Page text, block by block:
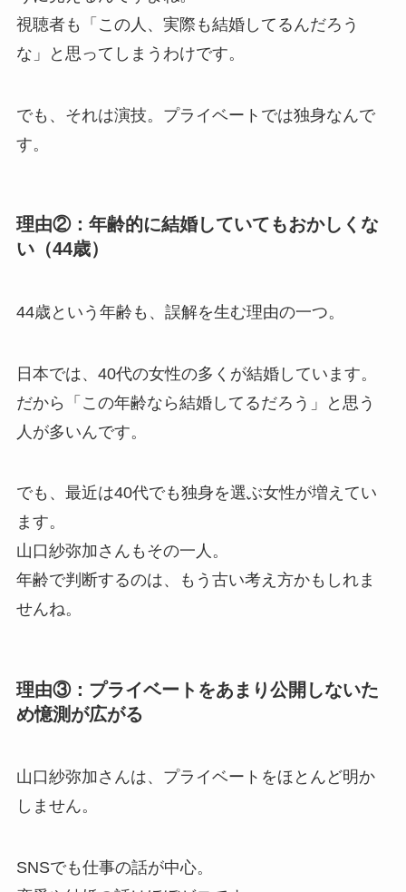
視聴者も「この人、実際も結婚してるんだろう
な」と思ってしまうわけです。
でも、それは演技。プライベートでは独身なんで
す。
理由②：年齢的に結婚していてもおかしくな
い（44歳）
44歳という年齢も、誤解を生む理由の一つ。
日本では、40代の女性の多くが結婚しています。
だから「この年齢なら結婚してるだろう」と思う
人が多いんです。
でも、最近は40代でも独身を選ぶ女性が増えてい
ます。
山口紗弥加さんもその一人。
年齢で判断するのは、もう古い考え方かもしれま
せんね。
理由③：プライベートをあまり公開しないた
め憶測が広がる
山口紗弥加さんは、プライベートをほとんど明か
しません。
SNSでも仕事の話が中心。